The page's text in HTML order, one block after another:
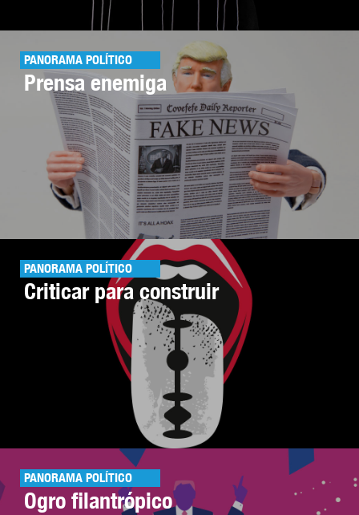
PANORAMA POLÍTICO
Prensa enemiga
PANORAMA POLÍTICO
Criticar para construir
PANORAMA POLÍTICO
Ogro filantrópico